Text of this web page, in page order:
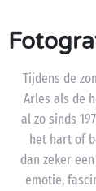
Tijdens de
Arles als de
al zo sinds
het hart of
dan zeker
emotie,